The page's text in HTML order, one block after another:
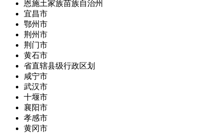
恩施土家族苗族自治州
宜昌市
鄂州市
荆州市
荆门市
黄石市
省直辖县级行政区划
咸宁市
武汉市
十堰市
襄阳市
孝感市
黄冈市